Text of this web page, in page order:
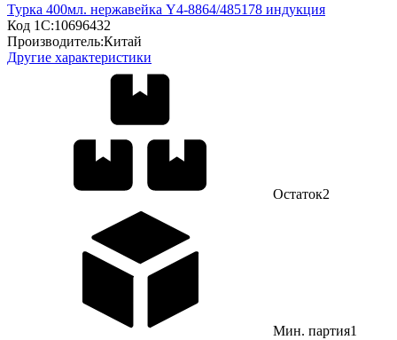
Турка 400мл. нержавейка Y4-8864/485178 индукция
Код 1С:10696432
Производитель:Китай
Другие характеристики
Остаток2
Мин. партия1